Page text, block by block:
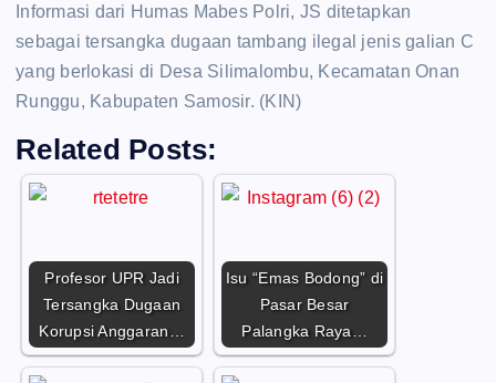
Informasi dari Humas Mabes Polri, JS ditetapkan
sebagai tersangka dugaan tambang ilegal jenis galian C
yang berlokasi di Desa Silimalombu, Kecamatan Onan
Runggu, Kabupaten Samosir. (KIN)
Related Posts:
Profesor UPR Jadi
Tersangka Dugaan
Korupsi Anggaran…
Isu “Emas Bodong” di
Pasar Besar
Palangka Raya…